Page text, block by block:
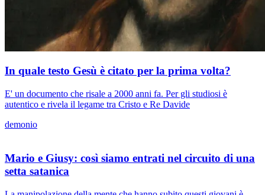
In quale testo Gesù è citato per la prima volta?
E' un documento che risale a 2000 anni fa. Per gli studiosi è
autentico e rivela il legame tra Cristo e Re Davide
demonio
Mario e Giusy: così siamo entrati nel circuito di una
setta satanica